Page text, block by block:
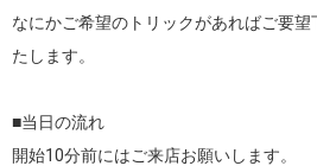
なにかご希望のトリックがあればご要
たします。
■当日の流れ
開始10分前にはご来店お願いします。